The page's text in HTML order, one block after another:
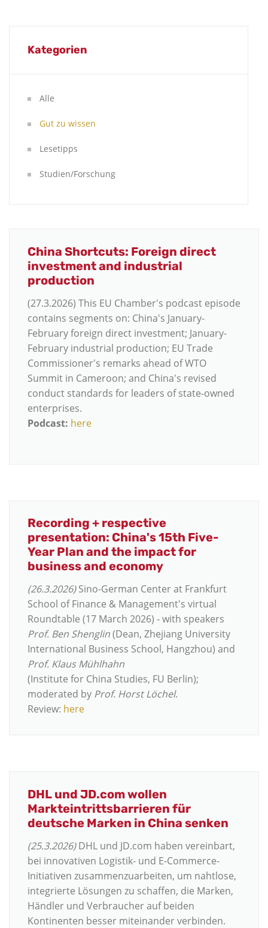
Kategorien
Alle
Gut zu wissen
Lesetipps
Studien/Forschung
China Shortcuts: Foreign direct
investment and industrial
production
(27.3.2026) This EU Chamber's podcast episode
contains segments on: China's January-
February foreign direct investment; January-
February industrial production; EU Trade
Commissioner's remarks ahead of WTO
Summit in Cameroon; and China's revised
conduct standards for leaders of state-owned
enterprises.
Podcast: here
Recording + respective
presentation: China's 15th Five-
Year Plan and the impact for
business and economy
(26.3.2026)Sino-German Center at Frankfurt
School of Finance & Management's virtual
Roundtable (17 March 2026) - with speakers
Prof. Ben Shenglin(Dean, Zhejiang University
International Business School, Hangzhou) and
Prof. KlausMühlhahn
(Institute for China Studies, FU Berlin);
moderated by Prof. Horst Löchel.
Review: here
DHL und JD.com wollen
Markteintrittsbarrieren für
deutsche Marken in China senken
(25.3.2026)DHL und JD.com haben vereinbart,
bei innovativen Logistik- und E-Commerce-
Initiativen zusammenzuarbeiten, um nahtlose,
integrierte Lösungen zu schaffen, die Marken,
Händler und Verbraucher auf beiden
Kontinenten besser miteinander verbinden.